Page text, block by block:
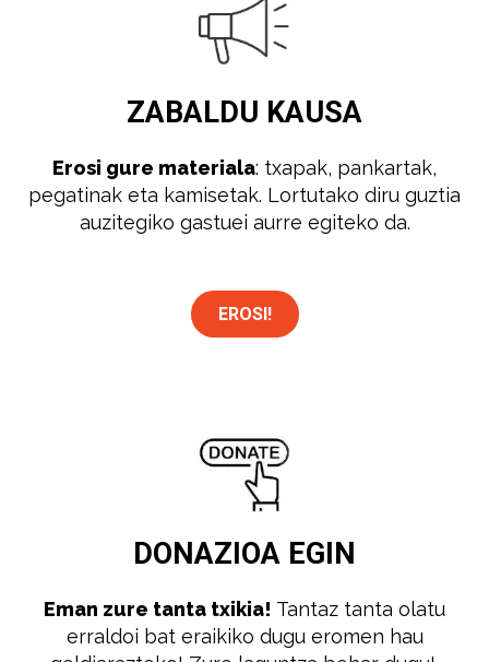
ZABALDU KAUSA
Erosi gure materiala: txapak, pankartak,
pegatinak eta kamisetak. Lortutako diru guztia
auzitegiko gastuei aurre egiteko da.
EROSI!
DONAZIOA EGIN
Eman zure tanta txikia! Tantaz tanta olatu
erraldoi bat eraikiko dugu eromen hau